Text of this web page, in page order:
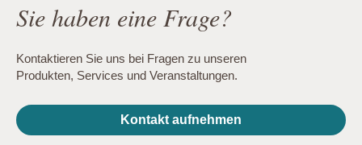
Sie haben eine Frage?
Kontaktieren Sie uns bei Fragen zu unseren
Produkten, Services und Veranstaltungen.
Kontakt aufnehmen